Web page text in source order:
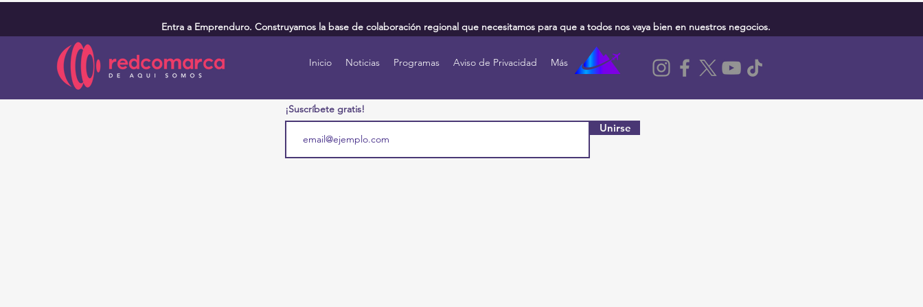
Entra a Emprenduro. Construyamos la base de colaboración regional que necesitamos para que a todos nos vaya bien en nuestros negocios.
Inicio Noticias Programas Aviso de Privacidad Más
¡Suscríbete gratis!
Unirse